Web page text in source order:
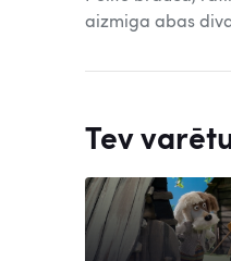
aizmiga abas
Tev